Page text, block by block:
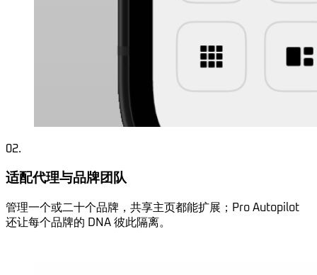
02.
适配代理与品牌团队
管理一个或二十个品牌，共享主页都能扩展；Pro Autopilot
还让每个品牌的 DNA 彼此隔离。